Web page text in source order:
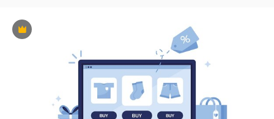
Premium